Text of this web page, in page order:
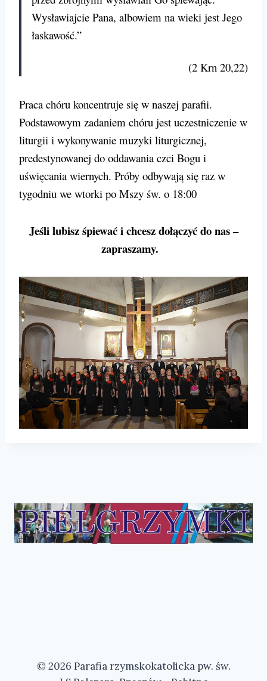
Wysławiajcie Pana, albowiem na wieki jest Jego
łaskawość.”
(2 Krn 20,22)
Praca chóru koncentruje się w naszej parafii.
Podstawowym zadaniem chóru jest uczestniczenie w
liturgii i wykonywanie muzyki liturgicznej,
predestynowanej do oddawania czci Bogu i
uświęcania wiernych. Próby odbywają się raz w
tygodniu we wtorki po Mszy św. o 18:00
Jeśli lubisz śpiewać i chcesz dołączyć do nas –
zapraszamy.
© 2026 Parafia rzymskokatolicka pw. św.